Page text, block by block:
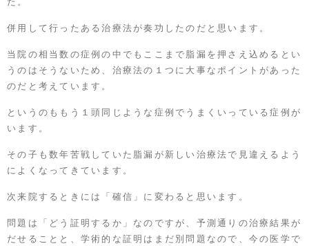
併用して行ったある治療法が奏功したのだと思います。
当院の相当数の症例の中でもここまで脂漏を押さえ込めるとい
うのはそうないため、治療法の１つに大事なポイントがあった
のだと考えています。
というのももう１頭同じような症例でうまくいっている症例が
います。
その子も数年苦戦していた脂漏が新しい治療法で見違えるよう
によくなってきています。
次来院するときには「確信」に変わると思います。
問題は「どう証明するか」なのですが、予測通りの治療結果が
だせることと、学術的な証明はまだ別問題なので、今の医学で